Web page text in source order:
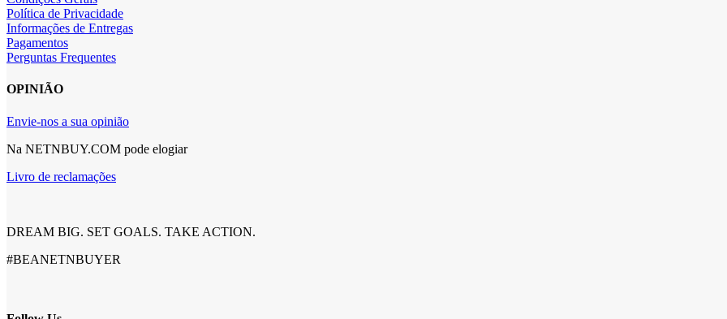
Política de Privacidade
Informações de Entregas
Pagamentos
Perguntas Frequentes
OPINIÃO
Envie-nos a sua opinião
Na NETNBUY.COM pode elogiar
Livro de reclamações
DREAM BIG. SET GOALS. TAKE ACTION.
#BEANETNBUYER